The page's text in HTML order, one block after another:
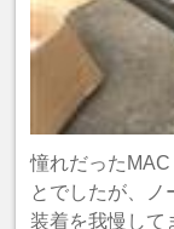
憧れだった
とでしたが、ノ
装着を我慢して